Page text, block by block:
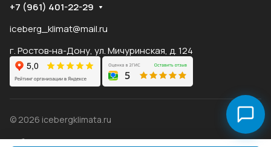
+7 (961) 401-22-29
iceberg_klimat@mail.ru
г. Ростов-на-Дону, ул. Мичуринская, д. 124
© 2026 icebergklimata.ru
Публичная оферта Яндекс
Оферта